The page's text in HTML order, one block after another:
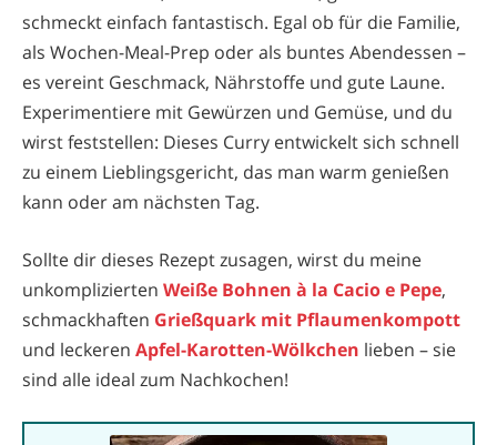
schmeckt einfach fantastisch. Egal ob für die Familie,
als Wochen-Meal-Prep oder als buntes Abendessen –
es vereint Geschmack, Nährstoffe und gute Laune.
Experimentiere mit Gewürzen und Gemüse, und du
wirst feststellen: Dieses Curry entwickelt sich schnell
zu einem Lieblingsgericht, das man warm genießen
kann oder am nächsten Tag.
Sollte dir dieses Rezept zusagen, wirst du meine
unkomplizierten Weiße Bohnen à la Cacio e Pepe,
schmackhaften Grießquark mit Pflaumenkompott
und leckeren Apfel-Karotten-Wölkchen lieben – sie
sind alle ideal zum Nachkochen!